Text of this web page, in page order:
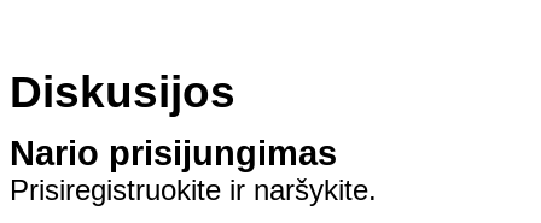
Diskusijos
Nario prisijungimas
Prisiregistruokite ir naršykite.